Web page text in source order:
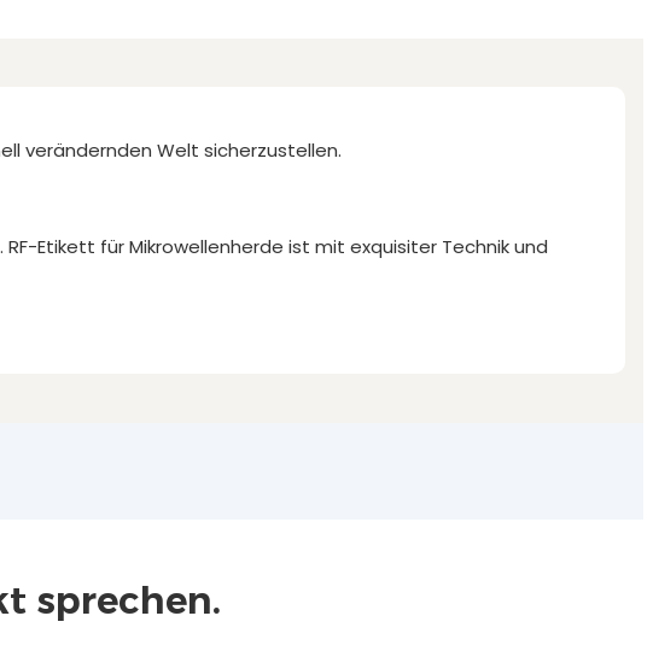
verändernden Welt sicherzustellen.
Etikett für Mikrowellenherde ist mit exquisiter Technik und
sprechen.